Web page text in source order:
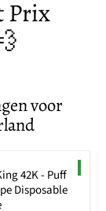
Prix
voor
NEW
42K - Puff
Disposable